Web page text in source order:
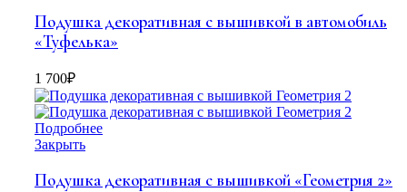
Подушка декоративная с вышивкой в автомобиль
«Туфелька»
1 700₽
Подробнее
Закрыть
Подушка декоративная с вышивкой «Геометрия 2»